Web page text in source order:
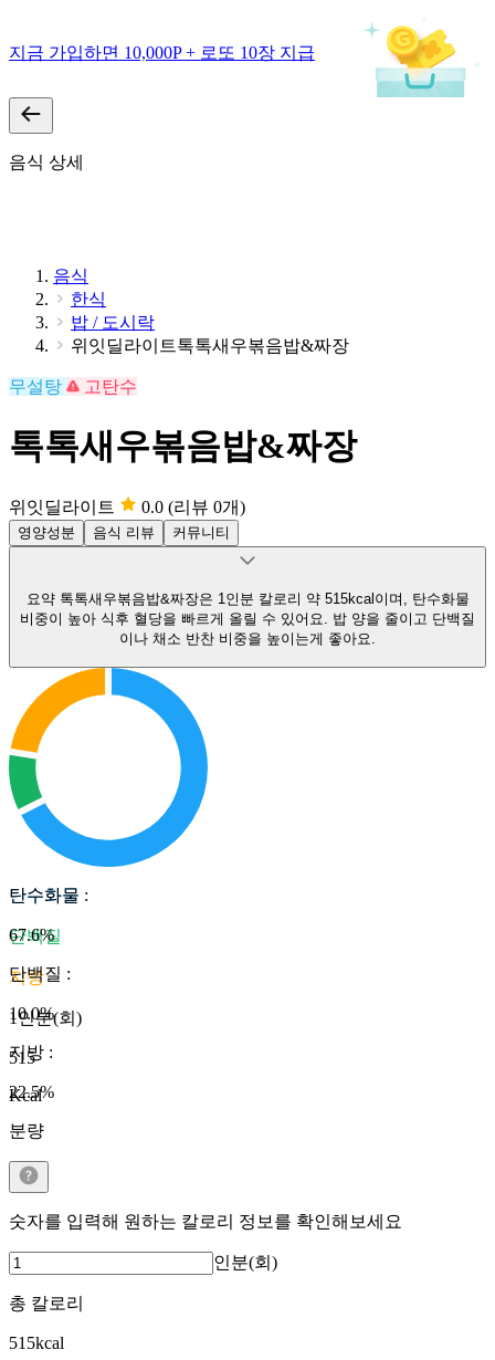
지금 가입하면 10,000P + 로또 10장 지급
음식 상세
음식
한식
밥 / 도시락
위잇딜라이트톡톡새우볶음밥&짜장
무설탕 고탄수
톡톡새우볶음밥&짜장
위잇딜라이트 0.0 (리뷰 0개)
영양성분 음식 리뷰 커뮤니티
요약 톡톡새우볶음밥&짜장은 1인분 칼로리 약 515kcal이며, 탄수화물
비중이 높아 식후 혈당을 빠르게 올릴 수 있어요. 밥 양을 줄이고 단백질
이나 채소 반찬 비중을 높이는게 좋아요.
탄수화물
단백질
지방
1인분(회)
515
Kcal
탄수화물 :
67.6%
단백질 :
10.0%
지방 :
22.5%
분량
숫자를 입력해 원하는 칼로리 정보를 확인해보세요
인분(회)
총 칼로리
515kcal